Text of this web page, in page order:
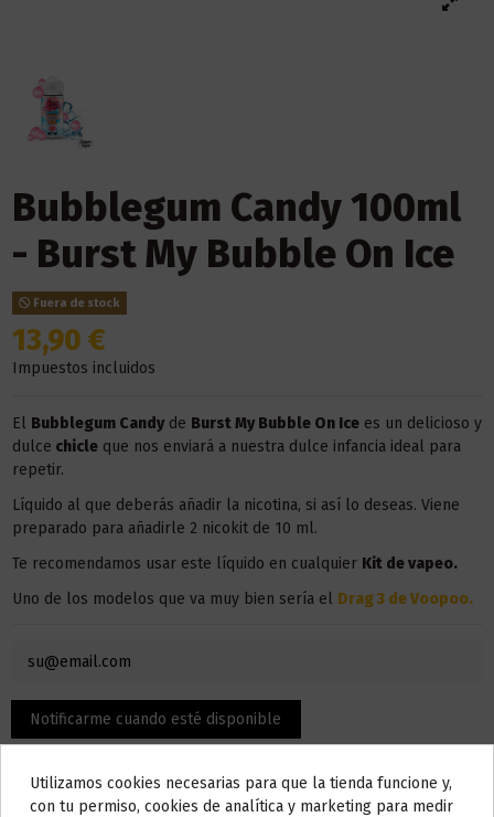
Bubblegum Candy 100ml
- Burst My Bubble On Ice
Fuera de stock
13,90 €
Impuestos incluidos
El Bubblegum Candyde Burst My Bubble On Icees un delicioso y
dulce chicleque nos enviará a nuestra dulce infancia ideal para
repetir.
Líquido al que deberás añadir la nicotina, si así lo deseas. Viene
preparado para añadirle 2 nicokit de 10 ml.
Te recomendamos usar este líquido en cualquier Kit de vapeo.
Uno de los modelos que va muy bien sería el Drag 3 de Voopoo.
Do not show again.
Utilizamos cookies necesarias para que la tienda funcione y,
con tu permiso, cookies de analítica y marketing para medir